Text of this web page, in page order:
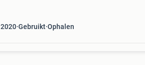
2020 Gebruikt Ophalen